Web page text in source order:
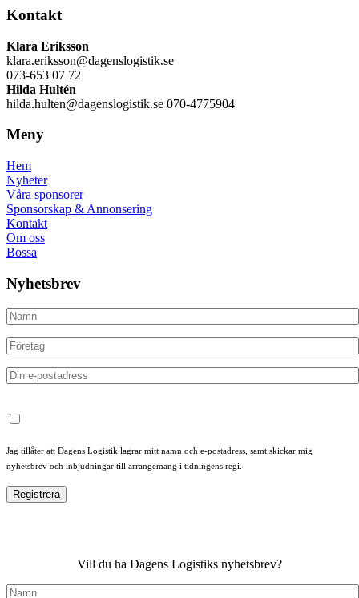
Kontakt
Klara Eriksson
klara.eriksson@dagenslogistik.se
073-653 07 72
Hilda Hultén
hilda.hulten@dagenslogistik.se 070-4775904
Meny
Hem
Nyheter
Våra sponsorer
Sponsorskap & Annonsering
Kontakt
Om oss
Bossa
Nyhetsbrev
Jag tillåter att Dagens Logistik lagrar mitt namn och e-postadress, samt skickar mig
nyhetsbrev och inbjudningar till arrangemang i tidningens regi.
Vill du ha Dagens Logistiks nyhetsbrev?